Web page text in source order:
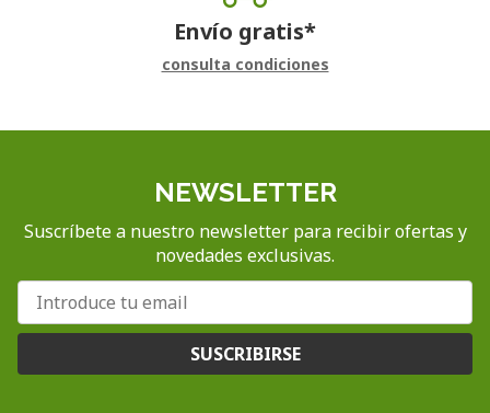
Envío gratis*
consulta condiciones
NEWSLETTER
Suscríbete a nuestro newsletter para recibir ofertas y
novedades exclusivas.
SUSCRIBIRSE